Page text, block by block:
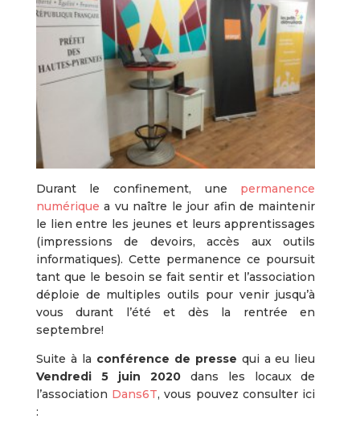
Durant le confinement, une permanence
numérique a vu naître le jour afin de maintenir
le lien entre les jeunes et leurs apprentissages
(impressions de devoirs, accès aux outils
informatiques). Cette permanence ce poursuit
tant que le besoin se fait sentir et l’association
déploie de multiples outils pour venir jusqu’à
vous durant l’été et dès la rentrée en
septembre!
Suite à la conférence de presse qui a eu lieu
Vendredi 5 juin 2020dans les locaux de
l’association Dans6T, vous pouvez consulter ici
: